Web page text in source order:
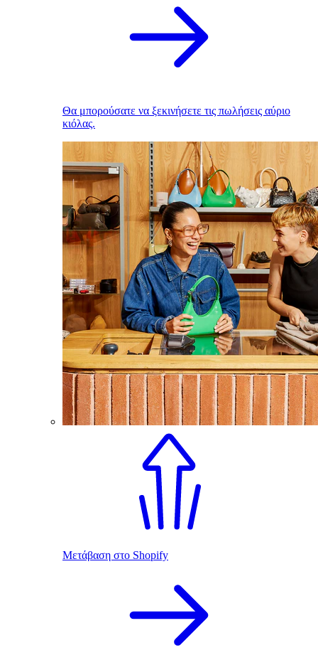
Θα μπορούσατε να ξεκινήσετε τις πωλήσεις αύριο
κιόλας.
Μετάβαση στο Shopify